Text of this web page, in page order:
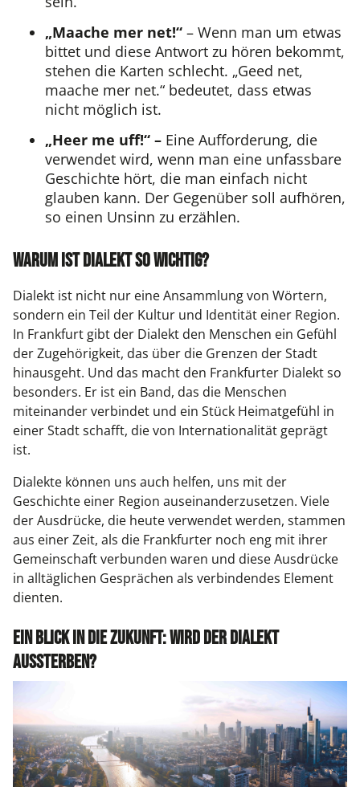
„Maache mer net!“ – Wenn man um etwas
bittet und diese Antwort zu hören bekommt,
stehen die Karten schlecht. „Geed net,
maache mer net.“ bedeutet, dass etwas
nicht möglich ist.
„Heer me uff!“ – Eine Aufforderung, die
verwendet wird, wenn man eine unfassbare
Geschichte hört, die man einfach nicht
glauben kann. Der Gegenüber soll aufhören,
so einen Unsinn zu erzählen.
Warum ist Dialekt so wichtig?
Dialekt ist nicht nur eine Ansammlung von Wörtern,
sondern ein Teil der Kultur und Identität einer Region.
In Frankfurt gibt der Dialekt den Menschen ein Gefühl
der Zugehörigkeit, das über die Grenzen der Stadt
hinausgeht. Und das macht den Frankfurter Dialekt so
besonders. Er ist ein Band, das die Menschen
miteinander verbindet und ein Stück Heimatgefühl in
einer Stadt schafft, die von Internationalität geprägt
ist.
Dialekte können uns auch helfen, uns mit der
Geschichte einer Region auseinanderzusetzen. Viele
der Ausdrücke, die heute verwendet werden, stammen
aus einer Zeit, als die Frankfurter noch eng mit ihrer
Gemeinschaft verbunden waren und diese Ausdrücke
in alltäglichen Gesprächen als verbindendes Element
dienten.
Ein Blick in die Zukunft: Wird der Dialekt
aussterben?